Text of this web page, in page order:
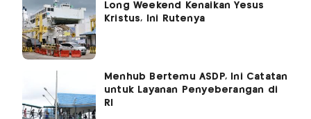
Long Weekend Kenaikan Yesus
Kristus, Ini Rutenya
Menhub Bertemu ASDP, Ini Catatan
untuk Layanan Penyeberangan di
RI